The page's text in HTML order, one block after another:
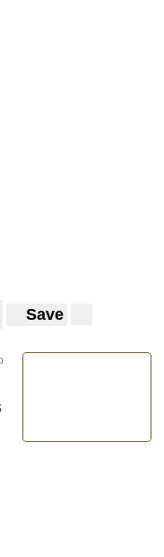
Save